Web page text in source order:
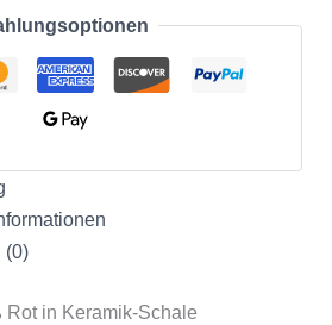
(0)
in Keramik-Schale